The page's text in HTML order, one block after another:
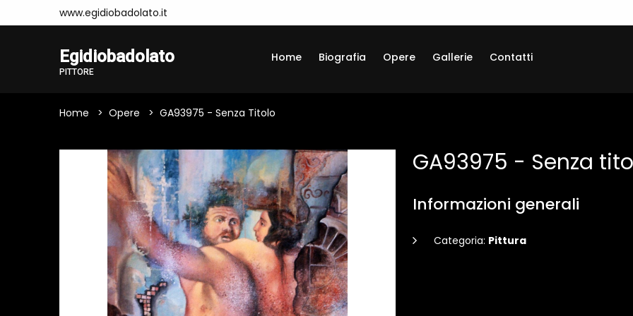
www.egidiobadolato.it
Egidiobadolato
PITTORE
Home Biografia Opere Gallerie Contatti
Home Opere GA93975 - Senza Titolo
GA93975 - Senza
Informazioni generali
Categoria: Pittura